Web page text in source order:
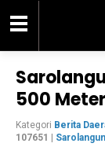
500 Meter
Kategori Berita
107651
Sarolangun